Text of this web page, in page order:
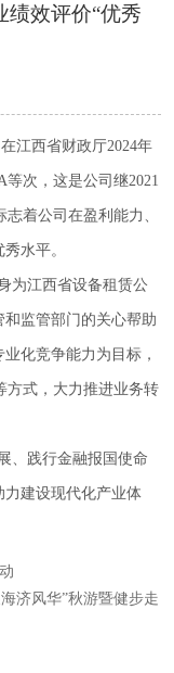
绩效评价“优秀
江西省财政厅2024年
次‌，这是公司继2021
着公司在盈利能力、
水平。
为江西省设备租赁公
监管部门的关心帮助
化竞争能力为目标，
方式，大力推进业务转
、践行金融报国使命
建设现代化产业体
济风华”秋游暨健步走